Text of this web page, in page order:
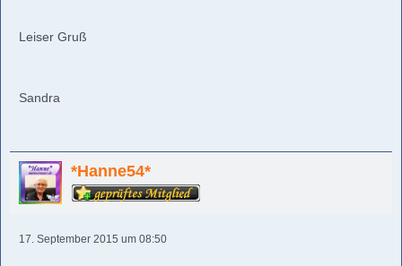
Leiser Gruß
Sandra
*Hanne54*
17. September 2015 um 08:50